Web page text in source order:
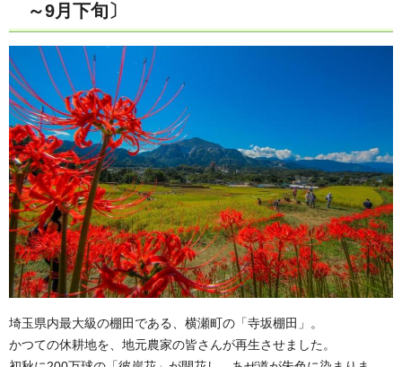
～9月下旬〕
埼玉県内最大級の棚田である、横瀬町の「寺坂棚田」。
かつての休耕地を、地元農家の皆さんが再生させました。